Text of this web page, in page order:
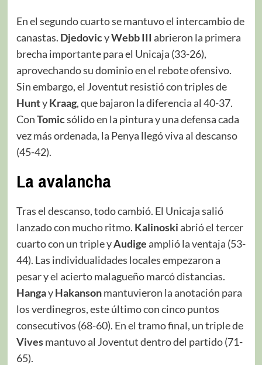
En el segundo cuarto se mantuvo el intercambio de
canastas. DjedovicyWebb III abrieron la primera
brecha importante para el Unicaja (33-26),
aprovechando su dominio en el rebote ofensivo.
Sin embargo, el Joventut resistió con triples de
HuntyKraag, que bajaron la diferencia al 40-37.
ConTomicsólido en la pintura y una defensa cada
vez más ordenada, la Penya llegó viva al descanso
(45-42).
La avalancha
Tras el descanso, todo cambió. El Unicaja salió
lanzado con mucho ritmo. Kalinoskiabrió el tercer
cuarto con un triple yAudigeamplió la ventaja (53-
44). Las individualidades locales empezaron a
pesar y el acierto malagueño marcó distancias.
HangayHakansonmantuvieron la anotación para
los verdinegros, este último con cinco puntos
consecutivos (68-60). En el tramo final, un triple de
Vivesmantuvo al Joventut dentro del partido (71-
65).